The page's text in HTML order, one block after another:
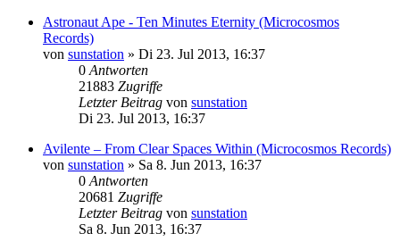
Astronaut Ape - Ten Minutes Eternity (Microcosmos
Records)
von sunstation » Di 23. Jul 2013, 16:37
0 Antworten
21883 Zugriffe
Letzter Beitrag von sunstation
Di 23. Jul 2013, 16:37
Avilente – From Clear Spaces Within (Microcosmos Records)
von sunstation » Sa 8. Jun 2013, 16:37
0 Antworten
20681 Zugriffe
Letzter Beitrag von sunstation
Sa 8. Jun 2013, 16:37